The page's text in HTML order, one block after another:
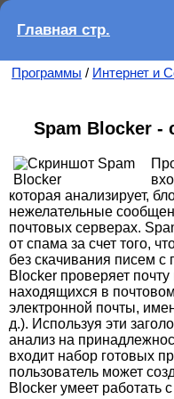
Главная стр.
Программы / Интернет и
Spam Blocker -
которая анализирует,
нежелательные
почтовых серверах.
от спама за счет того,
без скачивания писем с
Blocker проверяет
находящихся в
электронной почты,
д.). Используя эти
анализ на
входит набор готовых
пользователь может
Blocker умеет работать